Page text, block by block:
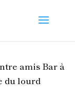
amis Bar à
du lourd